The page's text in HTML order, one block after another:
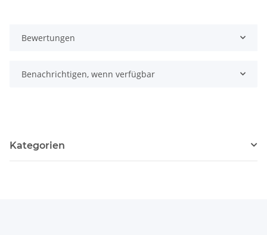
Bewertungen
Benachrichtigen, wenn verfügbar
Kategorien